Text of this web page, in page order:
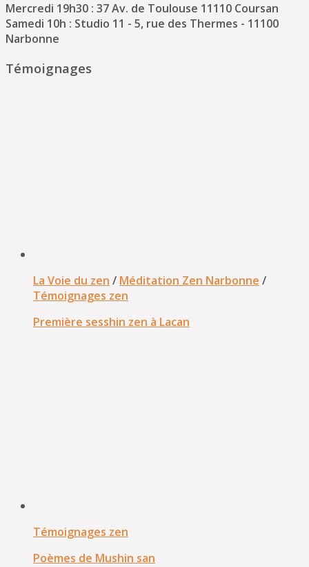
Mercredi 19h30 : 37 Av. de Toulouse 11110 Coursan
Samedi 10h : Studio 11 - 5, rue des Thermes - 11100
Narbonne
Témoignages
La Voie du zen / Méditation Zen Narbonne /
Témoignages zen
Première sesshin zen à Lacan
Témoignages zen
Poèmes de Mushin san